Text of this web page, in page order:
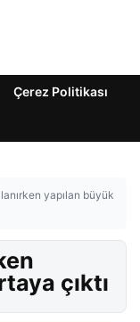
Çerez Politikası
yapılan büyük
çıktı